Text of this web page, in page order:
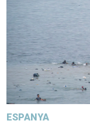
ESPANYA